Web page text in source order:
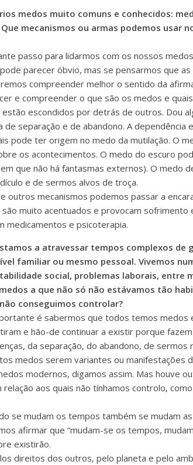
medos muito comuns e conhecidos:
mecanismos ou armas podemos usar
passo para lidarmos com os nossos
parecer óbvio, mas se pensarmos que
compreender melhor o sentido da
e compreender o que são os medos e
escondidos por detrás de outros. Dou
separação e de abandono. A dependência
pode ter origem no medo da mutilação. O
os acontecimentos. O medo do escuro
que não há fantasmas externos). O medo
e de sermos alvos de troça.
outros mecanismos podemos passar a
muito acentuados e provocam
medicamentos e psicoterapia.
a atravessar tempos complexos de
familiar ou mesmo pessoal. Vivemos
social, problemas laborais, entre
a que não só não estávamos tão
conseguimos controlar?
é sabermos que todos temos medos
e hão-de continuar a existir porque
da separação, do abandono, de sermos
medos serem variantes ou manifestações
modernos, digamos assim. Mas houve
aos quais não tínhamos controlo,
se mudam os tempos também se mudam
afirmar que “mudam-se os tempos,
existirão.
direitos dos outros, pelo planeta e pelo